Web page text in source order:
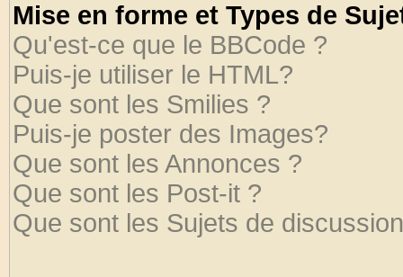
Mise en forme et Types de
Qu'est-ce que le BBCode ?
Puis-je utiliser le HTML?
Que sont les Smilies ?
Puis-je poster des Images?
Que sont les Annonces ?
Que sont les Post-it ?
Que sont les Sujets de